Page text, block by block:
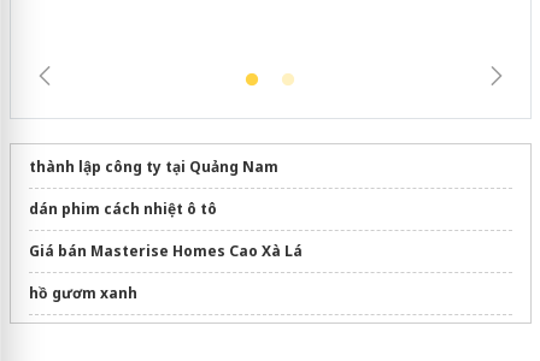
thành lập công ty tại Quảng Nam
dán phim cách nhiệt ô tô
Giá bán Masterise Homes Cao Xà Lá
hồ gươm xanh